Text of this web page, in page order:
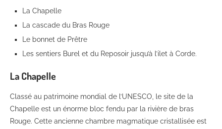
La Chapelle
La cascade du Bras Rouge
Le bonnet de Prêtre
Les sentiers Burel et du Reposoir jusqu’à l’ilet à Corde.
La Chapelle
Classé au patrimoine mondial de l’UNESCO, le site de la
Chapelle est un énorme bloc fendu par la rivière de bras
Rouge. Cette ancienne chambre magmatique cristallisée est